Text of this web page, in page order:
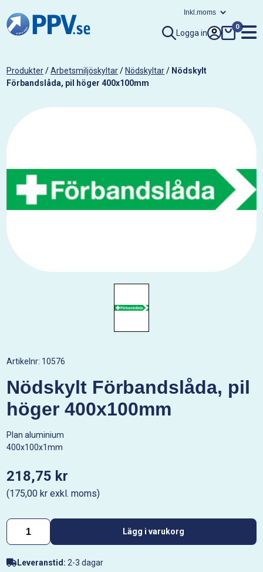
Logga in
0
Produkter/Arbetsmiljöskyltar/ Nödskyltar/ Nödskylt
Förbandslåda, pil höger 400x100mm
Artikelnr: 10576
Nödskylt Förbandslåda, pil
höger 400x100mm
Plan aluminium
400x100x1mm
218,75 kr
(175,00 kr exkl. moms)
Lägg i varukorg
Leveranstid: 2-3 dagar